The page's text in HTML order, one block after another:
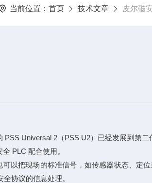
当前位置： 首页 技术文章 皮尔磁
Universal 2（PSS U2）已经发展到第
PLC 配合使用。
以把现场的标准信号，如传感器状态、定
协议的信息处理。